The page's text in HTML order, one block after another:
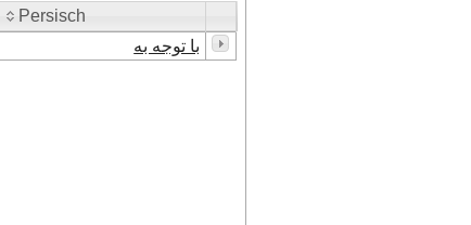
Persisch
با توجه به